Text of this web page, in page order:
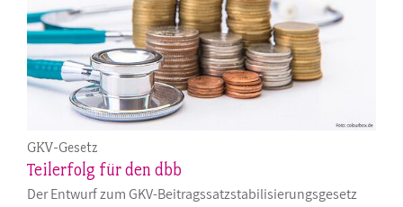
GKV-Gesetz
Teilerfolg für den dbb
Der Entwurf zum GKV-Beitragssatzstabilisierungsgesetz